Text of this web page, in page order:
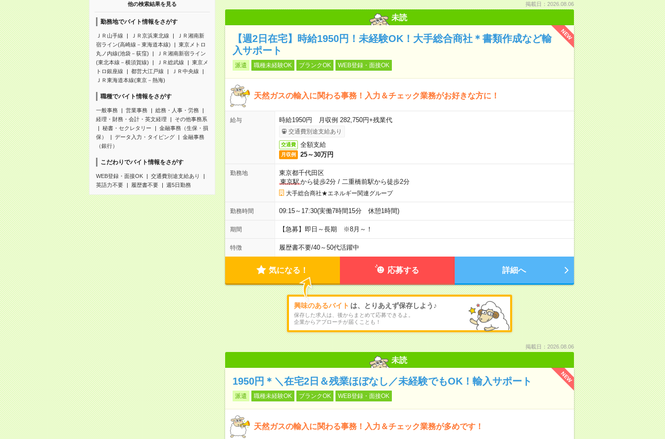
他の検索結果を見る
勤務地でバイト情報をさがす
ＪＲ山手線 ＪＲ京浜東北線
ＪＲ湘南新
宿ライン(高崎線－東海道本線)
東京メトロ
丸ノ内線(池袋－荻窪)
ＪＲ湘南新宿ライン
(東北本線－横須賀線)
ＪＲ総武線
東京メ
トロ銀座線
都営大江戸線
ＪＲ中央線
ＪＲ東海道本線(東京－熱海)
職種でバイト情報をさがす
一般事務 営業事務
総務・人事・労務
経理・財務・会計・英文経理
その他事務系
秘書・セクレタリー
金融事務（生保・損
保）
データ入力・タイピング
金融事務
（銀行）
こだわりでバイト情報をさがす
WEB登録・面接OK
交通費別途支給あり
英語力不要
履歴書不要 週5日勤務
掲載日：2026.08.06
未読
NEW
【週2日在宅】時給1950円！未経験OK！大手総合商社＊書類作成など輸
入サポート
派遣 職種未経験OK ブランクOK WEB登録・面接OK
天然ガスの輸入に関わる事務！入力＆チェック業務がお好きな方に！
給与 時給1950円 月収例 282,750円+残業代
交通費別途支給あり
交通費 全額支給
月収例 25～30万円
勤務地
東京都千代田区
東京駅から徒歩2分/ 二重橋前駅から徒歩2分
大手総合商社★エネルギー関連グループ
勤務時間 09:15～17:30(実働7時間15分 休憩1時間)
期間 【急募】即日～長期 ※8月～！
特徴 履歴書不要/40～50代活躍中
気になる！ 応募する 詳細へ
興味のあるバイト は、とりあえず保存しよう♪
保存した求人は、後からまとめて応募できるよ。
企業からアプローチが届くことも！
掲載日：2026.08.06
未読
NEW
1950円＊＼在宅2日＆残業ほぼなし／未経験でもOK！輸入サポート
派遣 職種未経験OK ブランクOK WEB登録・面接OK
天然ガスの輸入に関わる事務！入力＆チェック業務が多めです！